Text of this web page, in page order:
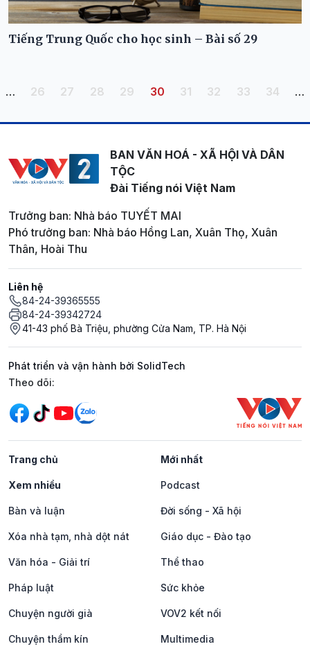
Tiếng Trung Quốc cho học sinh – Bài số 29
Pagination
… Trang
26 Trang
27 Trang
28 Trang
29 Trang hiện thời
30 Trang
31 Trang
32 Trang
33 Trang
34 …
BAN VĂN HOÁ - XÃ HỘI VÀ DÂN
TỘC
Đài Tiếng nói Việt Nam
Trưởng ban: Nhà báo TUYẾT MAI
Phó trưởng ban: Nhà báo Hồng Lan, Xuân Thọ, Xuân
Thân, Hoài Thu
Liên hệ
84-24-39365555
84-24-39342724
41-43 phố Bà Triệu, phường Cửa Nam, TP. Hà Nội
Phát triển và vận hành bởi SolidTech
Mạng xã hội
Theo dõi:
Trang chủ Mới nhất
Xem nhiều Podcast
Bàn và luận Đời sống - Xã hội
Xóa nhà tạm, nhà dột nát Giáo dục - Đào tạo
Văn hóa - Giải trí Thể thao
Pháp luật Sức khỏe
Chuyện người già VOV2 kết nối
Chuyện thầm kín Multimedia